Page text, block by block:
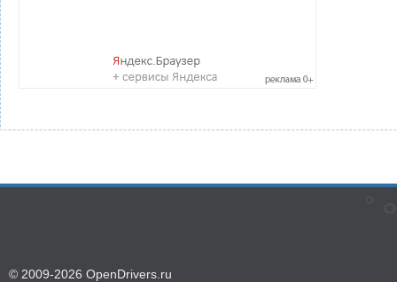
© 2009-2026 OpenDrivers.ru